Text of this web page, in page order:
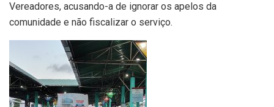
Vereadores, acusando-a de ignorar os apelos da
comunidade e não fiscalizar o serviço.